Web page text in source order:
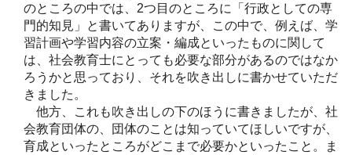
のところの中では、2つ目のところに「行政としての専
門的知見」と書いてありますが、この中で、例えば、学
習計画や学習内容の立案・編成といったものに関して
は、社会教育士にとっても必要な部分があるのではなか
ろうかと思っており、それを吹き出しに書かせていただ
きました。
他方、これも吹き出しの下のほうに書きましたが、社
会教育団体の、団体のことは知っていてほしいですが、
育成といったところがどこまで必要かといったこと。ま